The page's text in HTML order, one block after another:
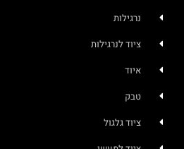
נרגילות
ציוד לנרגילות
איוד
טבק
ציוד גלגול